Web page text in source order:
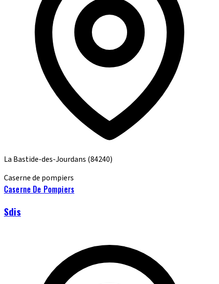
La Bastide-des-Jourdans (84240)
Caserne de pompiers
Caserne De Pompiers
Sdis